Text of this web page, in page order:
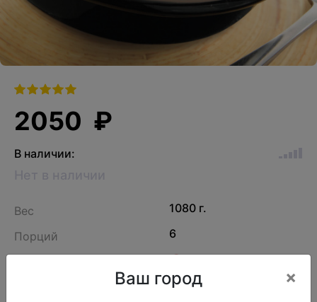
Ваш город ×
2050 ₽
В наличии:
Вес
1080 г.
Порций
6
907